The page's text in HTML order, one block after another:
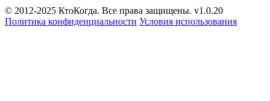
© 2012-2025 КтоКогда. Все права защищены. v1.0.20
Политика конфиденциальности Условия использования